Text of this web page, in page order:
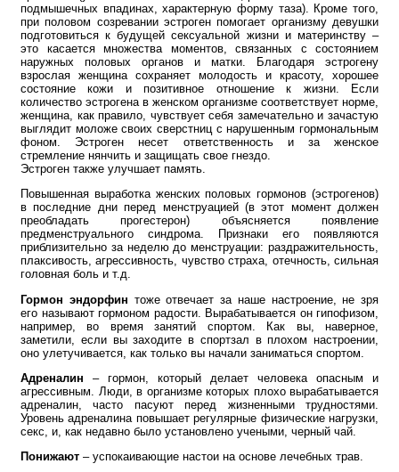
подмышечных впадинах, характерную форму таза). Кроме того,
при половом созревании эстроген помогает организму девушки
подготовиться к будущей сексуальной жизни и материнству –
это касается множества моментов, связанных с состоянием
наружных половых органов и матки. Благодаря эстрогену
взрослая женщина сохраняет молодость и красоту, хорошее
состояние кожи и позитивное отношение к жизни. Если
количество эстрогена в женском организме соответствует норме,
женщина, как правило, чувствует себя замечательно и зачастую
выглядит моложе своих сверстниц с нарушенным гормональным
фоном. Эстроген несет ответственность и за женское
стремление нянчить и защищать свое гнездо.
Эстроген также улучшает память.
Повышенная выработка женских половых гормонов (эстрогенов)
в последние дни перед менструацией (в этот момент должен
преобладать прогестерон) объясняется появление
предменструального синдрома. Признаки его появляются
приблизительно за неделю до менструации: раздражительность,
плаксивость, агрессивность, чувство страха, отечность, сильная
головная боль и т.д.
Гормон эндорфин тоже отвечает за наше настроение, не зря
его называют гормоном радости. Вырабатывается он гипофизом,
например, во время занятий спортом. Как вы, наверное,
заметили, если вы заходите в спортзал в плохом настроении,
оно улетучивается, как только вы начали заниматься спортом.
Адреналин – гормон, который делает человека опасным и
агрессивным. Люди, в организме которых плохо вырабатывается
адреналин, часто пасуют перед жизненными трудностями.
Уровень адреналина повышает регулярные физические нагрузки,
секс, и, как недавно было установлено учеными, черный чай.
Понижают – успокаивающие настои на основе лечебных трав.